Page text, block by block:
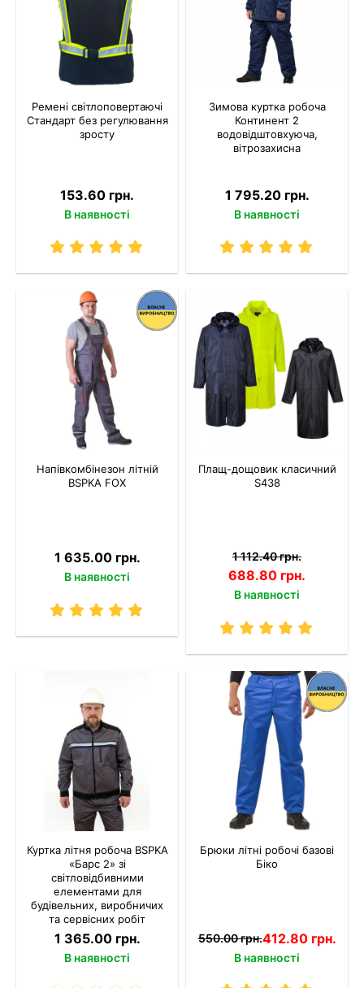
Ремені світлоповертаючі
Стандарт без регулювання
зросту
153.60 грн.
В наявності
Зимова куртка робоча
Континент 2
водовідштовхуюча,
вітрозахисна
1 795.20 грн.
В наявності
Напівкомбінезон літній
BSPKA FOX
1 635.00 грн.
В наявності
Плащ-дощовик класичний
S438
688.80 грн.
1 112.40 грн.
В наявності
Куртка літня робоча BSPKA
«Барс 2» зі
світловідбивними
елементами для
будівельних, виробничих
та сервісних робіт
1 365.00 грн.
В наявності
Брюки літні робочі базові
Біко
412.80 грн.
550.00 грн.
В наявності